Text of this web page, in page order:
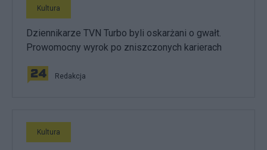
Kultura
Dziennikarze TVN Turbo byli oskarżani o gwałt.
Prowomocny wyrok po zniszczonych karierach
Redakcja
Kultura